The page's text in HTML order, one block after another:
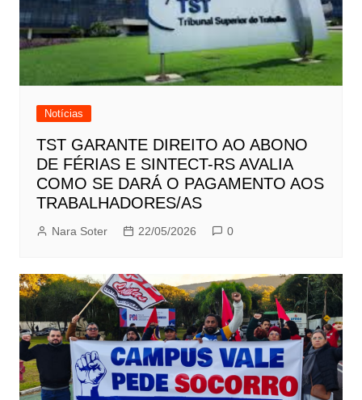
Notícias
TST GARANTE DIREITO AO ABONO
DE FÉRIAS E SINTECT-RS AVALIA
COMO SE DARÁ O PAGAMENTO AOS
TRABALHADORES/AS
Nara Soter 22/05/2026 0